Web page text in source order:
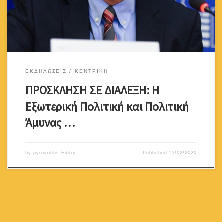
Πολιτικής Επιτροπής του Ευρωπαϊκού Κοινοβουλίου για τη
Μεσόγειο. Δευτέρα 24 Φεβρουαρίου 2020, 7:00 μ.μ. Η […]
ΕΚΔΗΛΩΣΕΙΣ ΚΕΝΤΡΙΚΗ
ΠΡΟΣΚΛΗΣΗ ΣΕ ΔΙΑΛΕΞΗ: Η
Εξωτερική Πολιτική και Πολιτική
Άμυνας …
by pyrovolitis Editor Published 15/02/2020